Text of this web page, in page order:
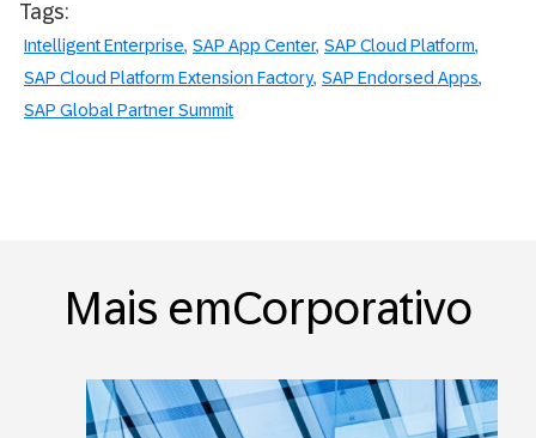
Tags:
Intelligent Enterprise SAP App Center SAP Cloud Platform
SAP Cloud Platform Extension Factory SAP Endorsed Apps
SAP Global Partner Summit
Mais emCorporativo